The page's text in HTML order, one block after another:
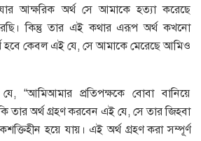
যার আক্ষরিক অর্থ সে আমাকে হত্যা করেছে
কিন্তু তার এই কথার এরূপ অর্থ কখনো
হবে কেবল এই যে, সে আমাকে মেরেছে আমিও
“আমিআমার প্রতিপক্ষকে বোবা বানিয়ে
তার অর্থ গ্রহণ করবেন এই যে, সে তার জিহবা
হয়ে যায়। এই অর্থ গ্রহণ করা সম্পূর্ণ